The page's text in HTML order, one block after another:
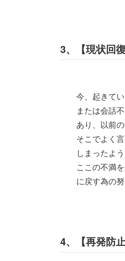
3、【現状回復
今、起きてい
または会話不
あり、以前の
そこでよく言
しまったよう
ここの不満を
に戻す為の努
4、【再発防